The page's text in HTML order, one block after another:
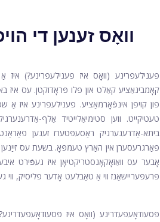
וואָס זענען די
פענילעפרינע (וואָס איז פענילעפרינע?)
קאָמבינאַציע קאַלט און פלו פּראָדוקטן. עס
פון קויפן אינפֿאָרמאַציע. פענילעפרינע איז
טעטיקייט. ווען סטימיאַלייטיד אַלף-
ביתא-אַדרענערגיק ראַסעפּטערז זענען
פאַרגרעסערן אין האַרץ טעמפּאָ. בשעת עס זייַנען
אָבער עס וואַזאָקאָנסטריקטיאָן איז געפֿירט
פּרעפּעריישאַנז ווי אַ טאַבלעט אָדער פליסיק, ווי
פּסעודאָעפעדרינע (וואָס איז